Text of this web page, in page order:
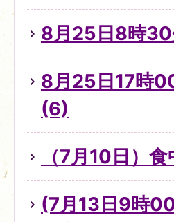
8月25日8時30
8月25日17時
(6)
（7月10日）
(7月13日9時